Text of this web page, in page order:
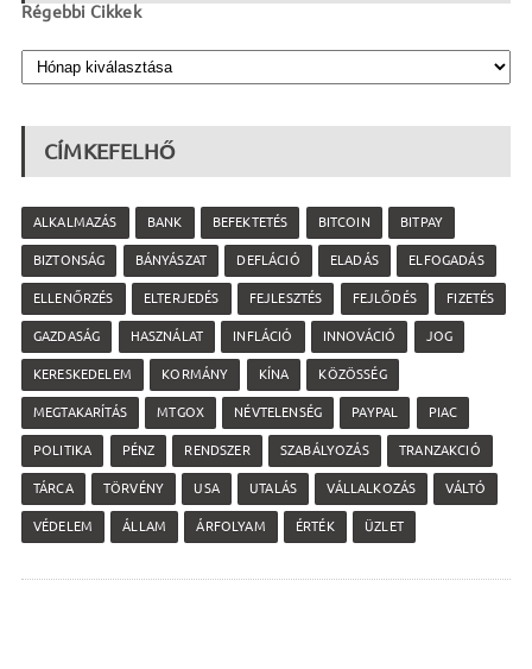
Régebbi Cikkek
CÍMKEFELHŐ
ALKALMAZÁS BANK BEFEKTETÉS BITCOIN BITPAY
BIZTONSÁG BÁNYÁSZAT DEFLÁCIÓ ELADÁS ELFOGADÁS
ELLENŐRZÉS ELTERJEDÉS FEJLESZTÉS FEJLŐDÉS FIZETÉS
GAZDASÁG HASZNÁLAT INFLÁCIÓ INNOVÁCIÓ JOG
KERESKEDELEM KORMÁNY KÍNA KÖZÖSSÉG
MEGTAKARÍTÁS MTGOX NÉVTELENSÉG PAYPAL PIAC
POLITIKA PÉNZ RENDSZER SZABÁLYOZÁS TRANZAKCIÓ
TÁRCA TÖRVÉNY USA UTALÁS VÁLLALKOZÁS VÁLTÓ
VÉDELEM ÁLLAM ÁRFOLYAM ÉRTÉK ÜZLET